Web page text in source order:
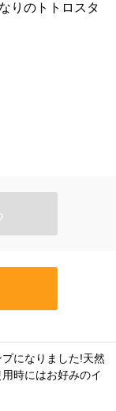
りのトトロスタ
になりました!天然
時にはお好みのイ